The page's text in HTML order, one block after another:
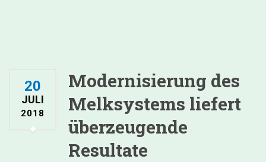
20
JULI
2018
Modernisierung des
Melksystems liefert
überzeugende
Resultate